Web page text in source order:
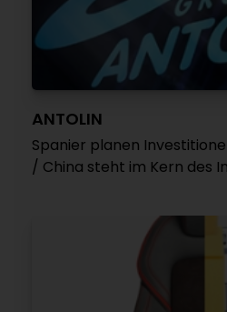
ANTOLIN
Spanier planen
/ China steht im Kern des